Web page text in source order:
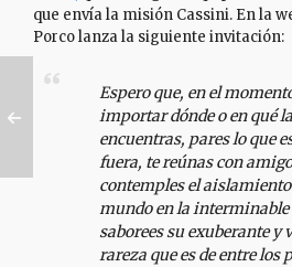
que envía la misión Cassini. En la
Porco lanza la siguiente invitación:
Espero que, en el
importar dónde o en qué
encuentras, pares lo que
fuera, te reúnas con
contemples el
mundo en la interminable
saborees su exuberante y
rareza que es de entre los